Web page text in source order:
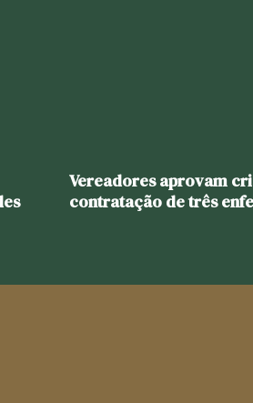
Vereadores aprovam
contratação de três